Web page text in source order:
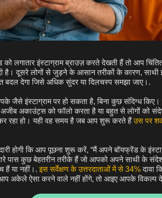
लगातार इंस्टाग्राम ब्राउज़ करते देखती हैं तो आप
दी है। दूसरे लोगों से जुड़ने के आसान तरीकों के कारण, साथी
बदल देगा जिसे अधिक सुंदर या दिलचस्प समझा जाए।.
जैसे इंस्टाग्राम पर हो सकता है, बिना कुछ संदिग्ध
अकाउंट्स को फॉलो करता है या बहुत से लोगों को
रहा हो। यही वह समय है जब आप शुरू करते हैंउस पर
होगी कि आप पूछना शुरू करें, “मैं अपने बॉयफ्रेंड के
पास कुछ बेहतरीन तरीके हैं जो आपको अपने साथी के
हैं या नहीं।.इस सर्वेक्षण के उत्तरदाताओं में से 34%दावा
अकेले ऐसा करने वाले नहीं होंगे, तो आइए आपके विकल्प